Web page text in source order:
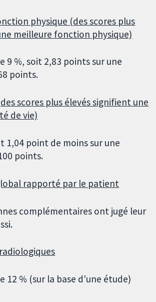
physique (des scores plus
meilleure fonction physique)
9 %, soit 2,83 points sur une
points.
scores plus élevés signifient une
de vie)
1,04 point de moins sur une
points.
rapporté par le patient
complémentaires ont jugé leur
12 % (sur la base d'une étude)